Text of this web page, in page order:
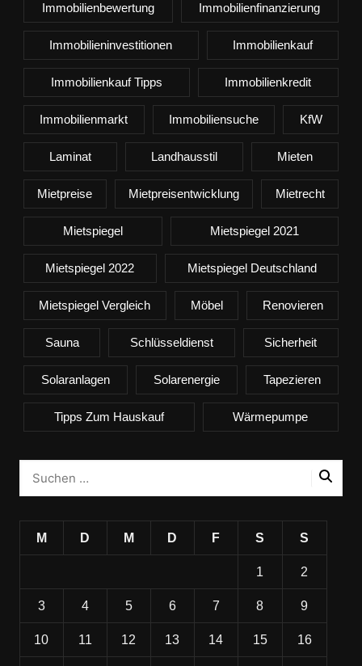
Immobilienbewertung Immobilienfinanzierung
Immobilieninvestitionen Immobilienkauf
Immobilienkauf Tipps Immobilienkredit
Immobilienmarkt Immobiliensuche KfW
Laminat Landhausstil Mieten
Mietpreise Mietpreisentwicklung Mietrecht
Mietspiegel Mietspiegel 2021
Mietspiegel 2022 Mietspiegel Deutschland
Mietspiegel Vergleich Möbel Renovieren
Sauna Schlüsseldienst Sicherheit
Solaranlagen Solarenergie Tapezieren
Tipps Zum Hauskauf Wärmepumpe
M D M D F S S
1 2
3 4 5 6 7 8 9
10 11 12 13 14 15 16